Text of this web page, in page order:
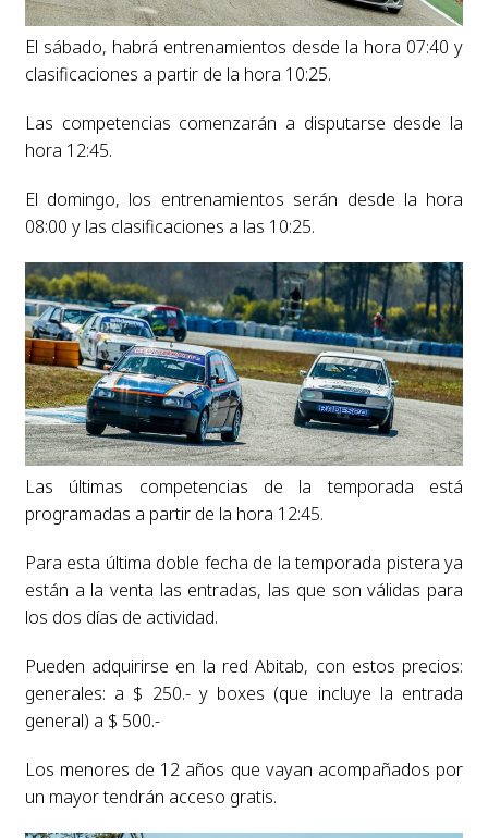
El sábado, habrá entrenamientos desde la hora 07:40 y
clasificaciones a partir de la hora 10:25.
Las competencias comenzarán a disputarse desde la
hora 12:45.
El domingo, los entrenamientos serán desde la hora
08:00 y las clasificaciones a las 10:25.
Las últimas competencias de la temporada está
programadas a partir de la hora 12:45.
Para esta última doble fecha de la temporada pistera ya
están a la venta las entradas, las que son válidas para
los dos días de actividad.
Pueden adquirirse en la red Abitab, con estos precios:
generales: a $ 250.- y boxes (que incluye la entrada
general) a $ 500.-
Los menores de 12 años que vayan acompañados por
un mayor tendrán acceso gratis.